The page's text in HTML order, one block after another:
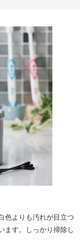
色よりも汚れが目立つ
ます。しっかり掃除し